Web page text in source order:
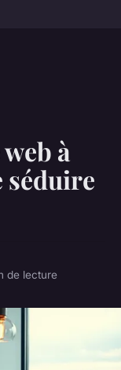
à
de lecture